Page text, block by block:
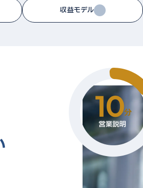
収益モデル